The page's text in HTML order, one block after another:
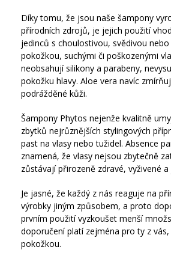
Díky tomu, že jsou naše šampony
přírodních zdrojů, je jejich použití
jedinců s choulostivou, svědivou
pokožkou, suchými či poškozenými
neobsahují silikony a parabeny,
pokožku hlavy. Aloe vera navíc
podrážděné kůži.
Šampony Phytos nejenže kvalitně
zbytků nejrůznějších stylingových
past na vlasy nebo tužidel. Absence
znamená, že vlasy nejsou zbytečně
zůstávají přirozeně zdravé, vyživené a
Je jasné, že každý z nás reaguje na
výrobky jiným způsobem, a proto
prvním použití vyzkoušet menší
doporučení platí zejména pro ty z
pokožkou.